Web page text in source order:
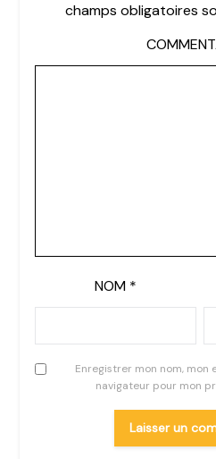
champs obligatoires
NOM *
Enregistrer mon nom, mon
navigateur pour mon